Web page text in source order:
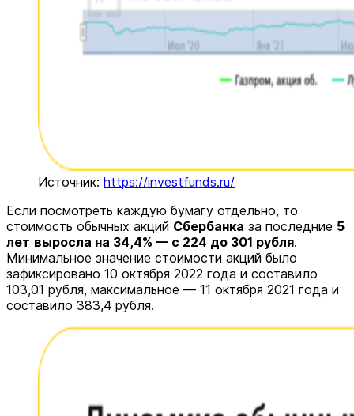
Источник: https://investfunds.ru/
Если посмотреть каждую бумагу отдельно, то
стоимость обычных акций Сбербанка за последние 5
лет выросла на 34,4% — с 224 до 301 рубля.
Минимальное значение стоимости акций было
зафиксировано 10 октября 2022 года и составило
103,01 рубля, максимальное — 11 октября 2021 года и
составило 383,4 рубля.